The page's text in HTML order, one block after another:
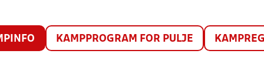
KAMPPROGRAM FOR PULJE